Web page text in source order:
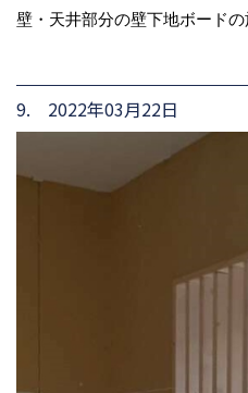
壁・天井部分の壁下地ボードの
9. 2022年03月22日